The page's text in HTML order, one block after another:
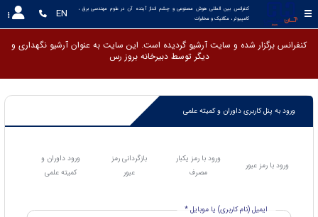
کامپیوتر ، مکانیک و مخابرات
EN
کنفرانس برگزار شده و سایت آرشیو گردیده است. این سایت به عنوان آرشیو نگهداری و
دیگر توسط دبیرخانه برو
ورود به پنل کاربری داوران و کمیته علمی
ورود با رمز عبور
ورود با رمز یکبار
مصرف
بازگردانی رمز
عبور
ورود داوران و
کمیته علمی
ایمیل (نام کاربری) یا موبایل *